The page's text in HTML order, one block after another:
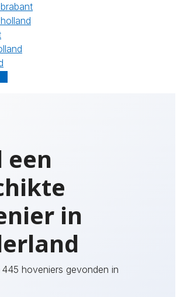
een
in
hoveniers gevonden in